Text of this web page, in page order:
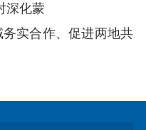
深化蒙
、促进两地共